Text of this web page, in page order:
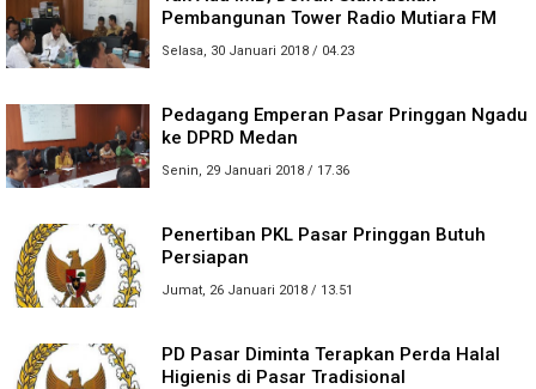
Pembangunan Tower Radio Mutiara FM
Selasa, 30 Januari 2018 / 04.23
Pedagang Emperan Pasar Pringgan Ngadu
ke DPRD Medan
Senin, 29 Januari 2018 / 17.36
Penertiban PKL Pasar Pringgan Butuh
Persiapan
Jumat, 26 Januari 2018 / 13.51
PD Pasar Diminta Terapkan Perda Halal
Higienis di Pasar Tradisional